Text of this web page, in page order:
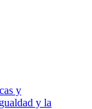
y
y la